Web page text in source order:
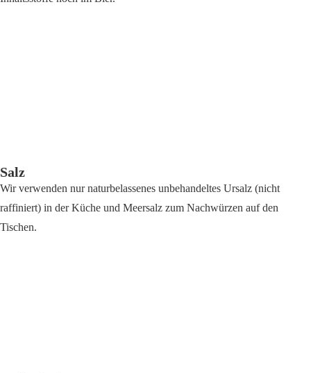
Salz
Wir verwenden nur naturbelassenes unbehandeltes Ursalz (nicht
raffiniert) in der Küche und Meersalz zum Nachwürzen auf den
Tischen.